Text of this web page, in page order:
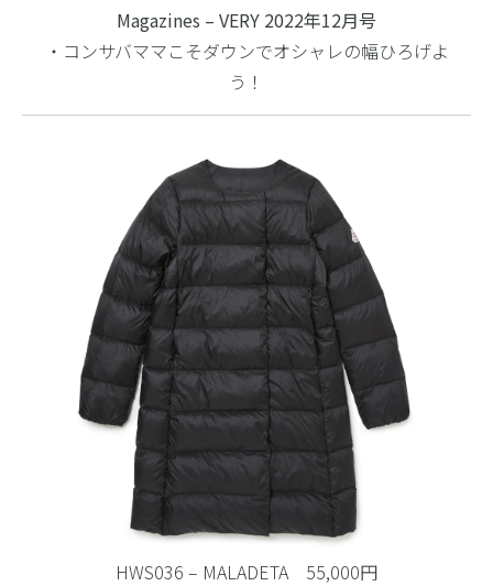
Magazines – VERY 2022年12月号
・コンサバママこそダウンでオシャレの幅ひろげよ
う！
HWS036 – MALADETA 55,000円